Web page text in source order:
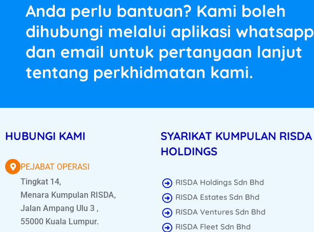
Anda perlu bantuan? Kami boleh
dihubungi melalui aplikasi whatsapp
dan email untuk pertanyaan lanjut
tentang perkhidmatan kami.
HUBUNGI KAMI
PEJABAT OPERASI
Tingkat 14,
Menara Kumpulan RISDA,
Jalan Ampang Ulu 3 ,
55000 Kuala Lumpur.
SYARIKAT KUMPULAN RISDA
HOLDINGS
RISDA Holdings Sdn Bhd
RISDA Estates Sdn Bhd
RISDA Ventures Sdn Bhd
RISDA Fleet Sdn Bhd